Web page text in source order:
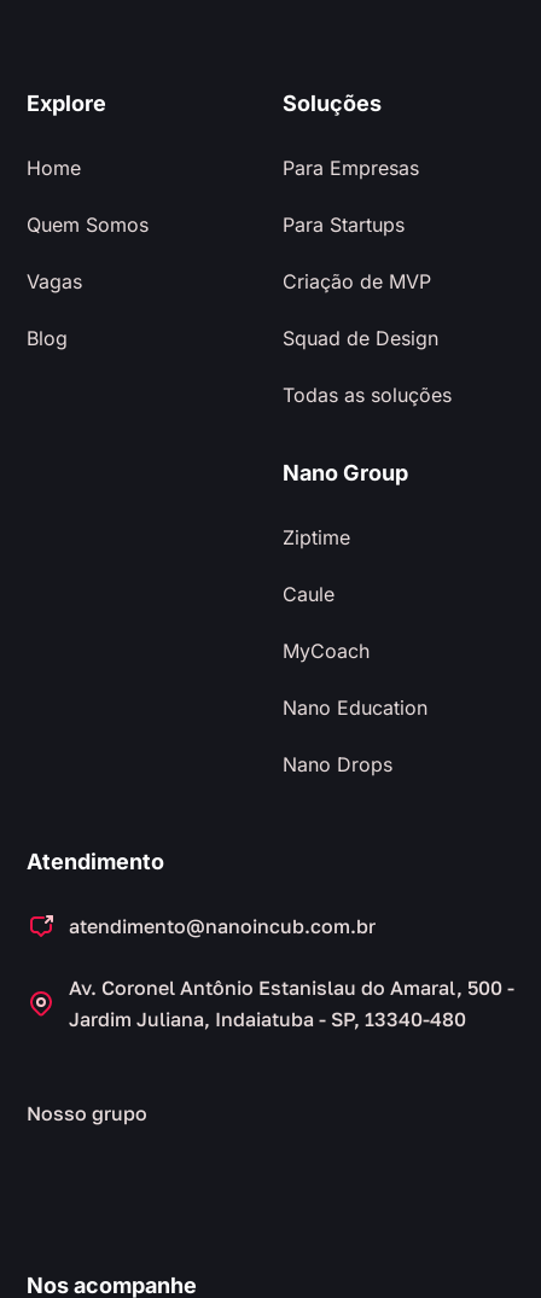
Explore
Home
Quem Somos
Vagas
Blog
Soluções
Para Empresas
Para Startups
Criação de MVP
Squad de Design
Todas as soluções
Nano Group
Ziptime
Caule
MyCoach
Nano Education
Nano Drops
Atendimento
atendimento@nanoincub.com.br
Av. Coronel Antônio Estanislau do Amaral, 500 -
Jardim Juliana, Indaiatuba - SP, 13340-480
Nosso grupo
Nos acompanhe